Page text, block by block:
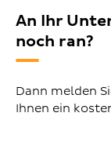
An Ihr
noch ran?
Dann melden
Ihnen ein